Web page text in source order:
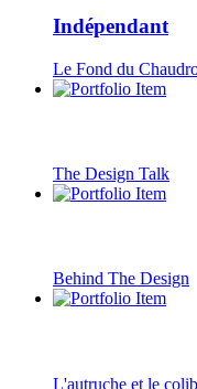
Indépendant
Le Fond du
The Design Talk
Behind The Design
L'autruche et le